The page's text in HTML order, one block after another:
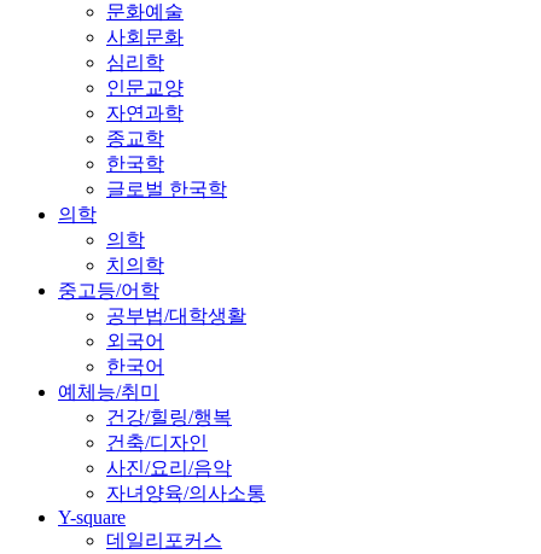
문화예술
사회문화
심리학
인문교양
자연과학
종교학
한국학
글로벌 한국학
의학
의학
치의학
중고등/어학
공부법/대학생활
외국어
한국어
예체능/취미
건강/힐링/행복
건축/디자인
사진/요리/음악
자녀양육/의사소통
Y-square
데일리포커스